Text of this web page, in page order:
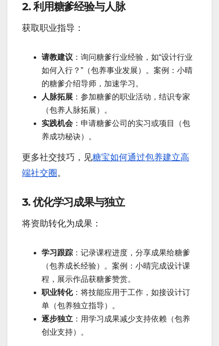
2. 利用糖爹经验与人脉
获取职业指导：
请教建议 ：询问糖爹行业经验，如“设计行业
如何入行？”（包养事业发展）。案例：小晴
的糖爹介绍导师，加速学习。
人脉拓展 ：参加糖爹的职业活动，结识专家
（包养人脉拓展）。
实践机会 ：申请糖爹公司的实习或项目（包
养成功秘诀）。
更多社交技巧，见糖宝如何通过包养建立高
端社交圈 。
3. 优化学习成果与独立
将资助转化为成果：
学习跟踪 ：记录课程进度，分享成果给糖爹
（包养成长经验）。案例：小晴完成设计课
程，展示作品获糖爹赞赏。
职业转化：将技能应用于工作，如接设计订
单（包养独立指导）。
逐步独立 ：用学习成果减少支持依赖（包养
创业支持）。